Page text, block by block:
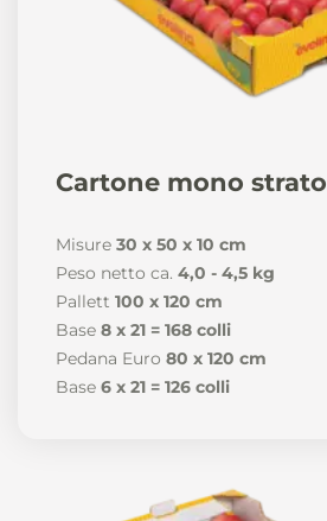
Prodotti e Marchi
De En Es
Cartone mono strato
Misure 30 x 50 x 10 cm
Peso netto ca. 4,0 - 4,5 kg
Pallett 100 x 120 cm
Base 8 x 21 = 168 colli
Pedana Euro 80 x 120 cm
Base 6 x 21 = 126 colli